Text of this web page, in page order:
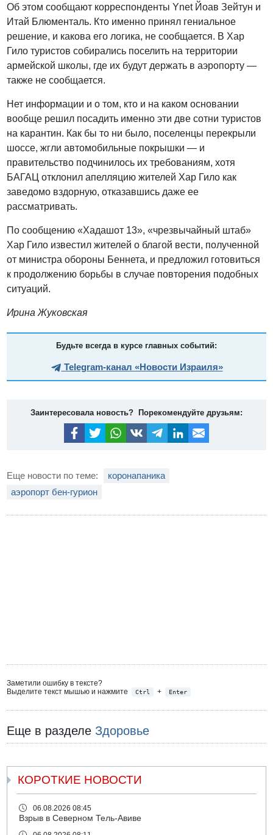
Об этом сообщают корреспонденты Ynet Йоав Зейтун и
Итай Блюменталь. Кто именно принял гениальное
решение, и какова его логика, не сообщается. В Хар
Гило туристов собирались поселить на территории
армейской школы, где их будут держать в аэропорту —
также не сообщается.
Нет информации и о том, кто и на каком основании
вообще решил посадить именно эти две сотни туристов
на карантин. Как бы то ни было, поселенцы перекрыли
шоссе, жгли автомобильные покрышки — и
правительство подчинилось их требованиям, хотя
БАГАЦ отклонил апелляцию жителей Хар Гило как
заведомо вздорную, отказавшись даже ее
рассматривать.
По сообщению «Хадашот 13», «чрезвычайный штаб»
Хар Гило известил жителей о благой вести, полученной
от министра обороны Беннета, и предложил готовиться
к продолжению борьбы в случае повторения подобных
ситуаций.
Ирина Жуковская
Будьте всегда в курсе главных событий:
Telegram-канал «Новости Израиля»
Заинтересовала новость? Порекомендуйте друзьям:
Еще новости по теме:
коронапаника
аэропорт бен-гурион
Заметили ошибку в тексте?
Выделите текст мышью и нажмите
Ctrl + Enter
Еще в разделе Здоровье
КОРОТКИЕ НОВОСТИ
06.08.2026 08:45
Взрыв в Северном Тель-Авиве